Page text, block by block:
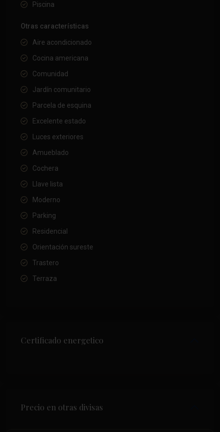
Piscina
Otras características
Aire acondicionado
Cocina americana
Comunidad
Jardín comunitario
Parcela de esquina
Excelente estado
Luces exteriores
Amueblado
Cochera
Llave lista
Moderno
Parking
Residencial
Orientación sureste
Trastero
Terraza
Certificado energetico
Precio en otras divisas